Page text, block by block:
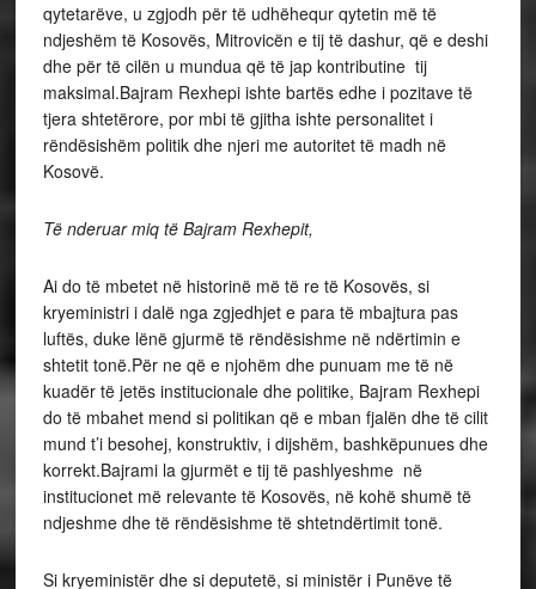
qytetarëve, u zgjodh për të udhëhequr qytetin më të
ndjeshëm të Kosovës, Mitrovicën e tij të dashur, që e deshi
dhe për të cilën u mundua që të jap kontributine tij
maksimal.Bajram Rexhepi ishte bartës edhe i pozitave të
tjera shtetërore, por mbi të gjitha ishte personalitet i
rëndësishëm politik dhe njeri me autoritet të madh në
Kosovë.
Të nderuar miq të Bajram Rexhepit,
Ai do të mbetet në historinë më të re të Kosovës, si
kryeministri i dalë nga zgjedhjet e para të mbajtura pas
luftës, duke lënë gjurmë të rëndësishme në ndërtimin e
shtetit tonë.Për ne që e njohëm dhe punuam me të në
kuadër të jetës institucionale dhe politike, Bajram Rexhepi
do të mbahet mend si politikan që e mban fjalën dhe të cilit
mund t’i besohej, konstruktiv, i dijshëm, bashkëpunues dhe
korrekt.Bajrami la gjurmët e tij të pashlyeshme në
institucionet më relevante të Kosovës, në kohë shumë të
ndjeshme dhe të rëndësishme të shtetndërtimit tonë.
Si kryeministër dhe si deputetë, si ministër i Punëve të